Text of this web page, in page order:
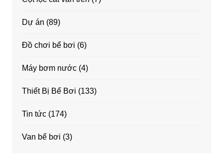
Dự án (89)
Đồ chơi bể bơi (6)
Máy bơm nước(4)
Thiết Bị Bể Bơi (133)
Tin tức(174)
Van bể bơi (3)